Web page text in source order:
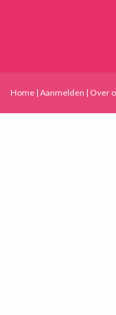
Home | Aanmelden | Over